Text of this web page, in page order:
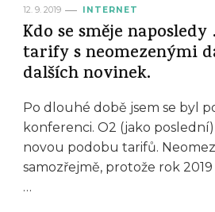
12. 9. 2019 INTERNET
Kdo se směje
tarify s neomezenými
dalších novinek.
Po dlouhé době jsem se byl
konferenci. O2 (jako
novou podobu tarifů.
samozřejmě, protože rok
…